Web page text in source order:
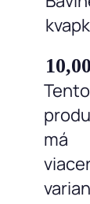
10,00
Tento
má